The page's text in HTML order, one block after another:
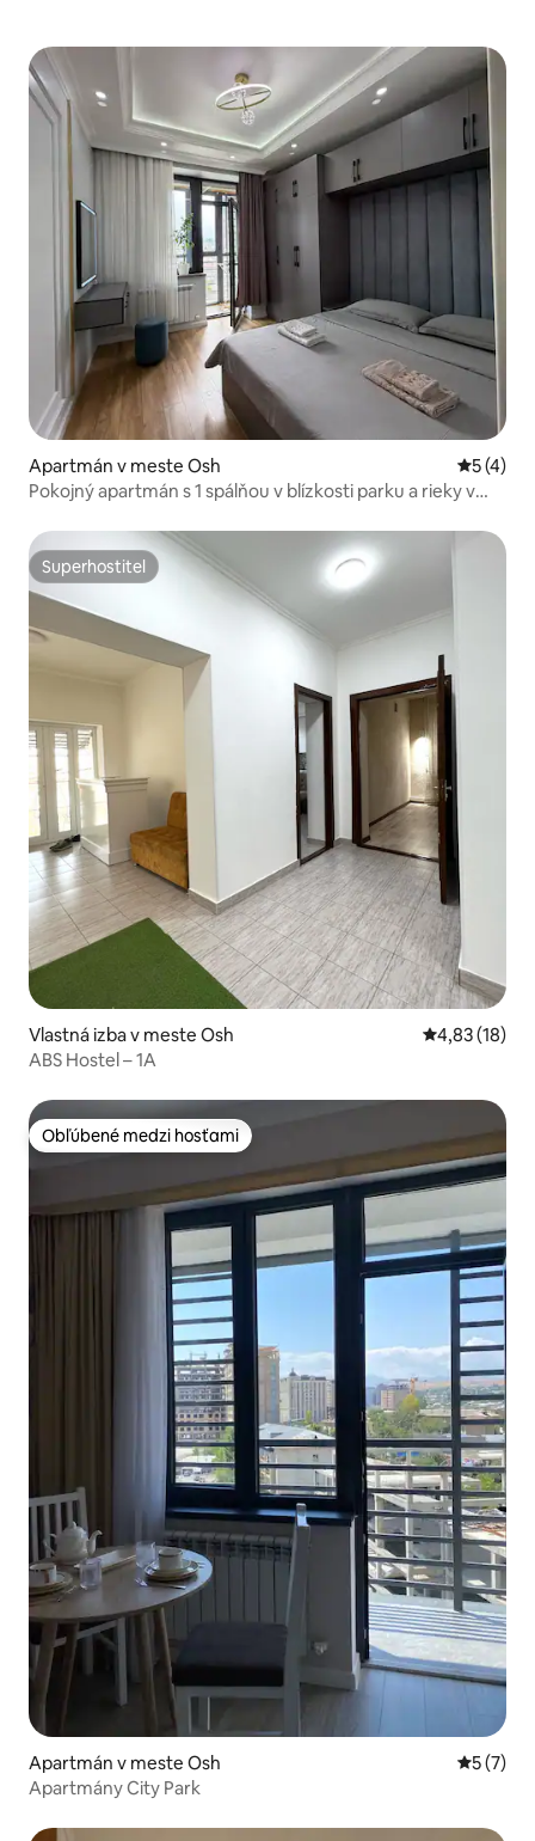
Apartmán v meste Osh
5 (4)
Pokojný apartmán s 1 spálňou v blízkosti parku a rieky v
Superhostiteľ
Superhostiteľ
Vlastná izba v meste Osh Priemerné
4,83 (18)
ABS Hostel – 1A
Obľúbené medzi hosťami
Obľúbené medzi hosťami
Apartmán v meste Osh
5 (7)
Apartmány City Park